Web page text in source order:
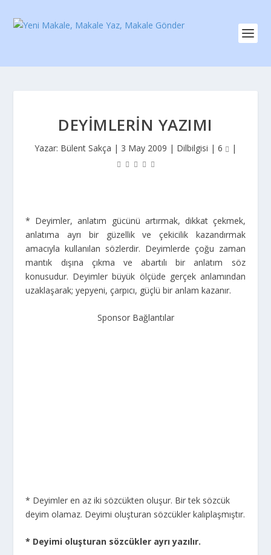
DEYIMLERIN YAZIMI
Yazar: Bülent Sakça | 3 May 2009 | Dilbilgisi | 6 |
* Deyimler, anlatım gücünü artırmak, dikkat çekmek,
anlatıma ayrı bir güzellik ve çekicilik kazandırmak
amacıyla kullanılan sözlerdir. Deyimlerde çoğu zaman
mantık dışına çıkma ve abartılı bir anlatım söz
konusudur. Deyimler büyük ölçüde gerçek anlamından
uzaklaşarak; yepyeni, çarpıcı, güçlü bir anlam kazanır.
Sponsor Bağlantılar
* Deyimler en az iki sözcükten oluşur. Bir tek sözcük
deyim olamaz. Deyimi oluşturan sözcükler kalıplaşmıştır.
* Deyimi oluşturan sözcükler ayrı yazılır.